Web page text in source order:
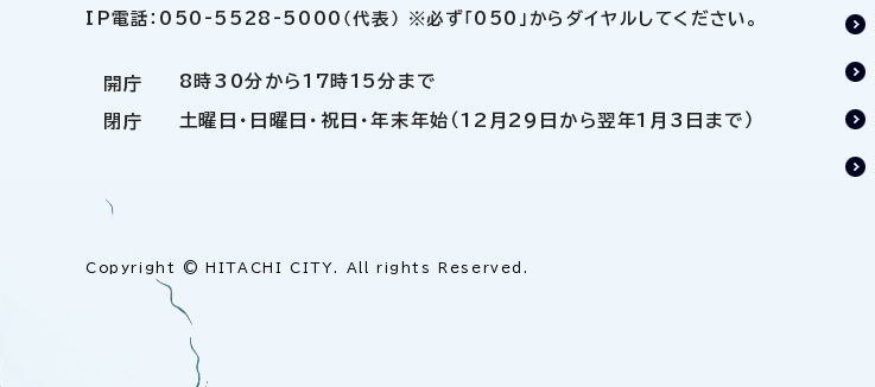
IP電話：050-5528-5000（代表） ※必ず「050」からダイヤルしてください。
開庁 8時30分から17時15分まで
閉庁 土曜日・日曜日・祝日・年末年始（12月29日から翌年1月3日まで）
Copyright © HITACHI CITY. All rights Reserved.